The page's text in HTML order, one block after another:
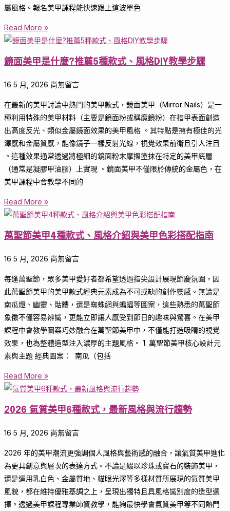
屬風格。報名美甲課程能快速跟上這波單色
Read More »
鏡面美甲是什麼?推薦5種款式、風格DIY教學步驟
16 5 月, 2026 尚無留言
在最新的美甲討論中熱門的美甲款式，鏡面美甲（Mirror Nails）是一
種利用特殊的美甲材料（主要是鏡面粉或稱魔鏡粉）在指甲表面創造
出高度反光、類似金屬鏡面效果的美甲風格 。其特點是擁有極佳的光
澤感和金屬質感，能像鏡子一樣反射光線，視覺效果前衛且引人注目
。這種效果通常透過將極細的鏡面粉末摩擦塗抹在特定的美甲底層
（通常是凝膠甲油膠）上實現 。鏡面美甲不僅限於傳統的金屬色，在
美甲課程中會教學不同的
Read More »
萬聖節美甲4種款式、風格介紹與美甲色彩搭配指南
16 5 月, 2026 尚無留言
每逢萬聖節，眾多美甲愛好者都希望透過指尖設計展現節慶氛圍，因
此萬聖節美甲的美甲款式經典元素成為不可或缺的創作靈感。無論是
南瓜燈、幽靈、骷髏，還是蜘蛛網與蝙蝠等圖案，這些熟悉的萬聖節
象徵不僅容易辨識，更能立即讓人感受到節日的趣味與驚喜。在美甲
課程中會教學圖案巧妙融合在萬聖節美甲中，不僅能打造吸睛的視覺
效果，也為整體造型注入濃厚的主題風格。 1. 萬聖節美甲核心設計元
素與主題 經典圖案： 南瓜（包括
Read More »
2026 氣質美甲6種款式，最新風格與流行趨勢
16 5 月, 2026 尚無留言
2026 年的美甲潮流更強調個人風格與藝術感的融合，讓氣質美甲進化
為更具創意與層次的表達方式。不論是綴以珍珠或寶石的裝飾美甲，
還是運用乳白色、金屬質地、貓眼光澤等多樣材質所展現的氣質美甲
風貌，都在維持優雅基調之上，呈現出獨特且具風格識別度的造型選
擇。透過美甲課程專業師資教學，能夠最快學會氣質美甲等不同熱門